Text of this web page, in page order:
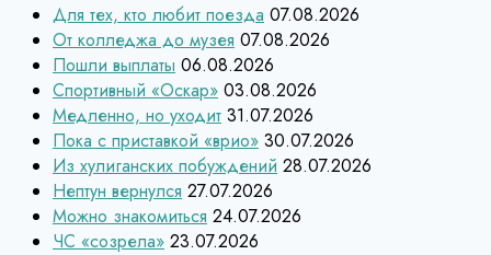
Для тех, кто любит поезда 07.08.2026
От колледжа до музея 07.08.2026
Пошли выплаты 06.08.2026
Спортивный «Оскар» 03.08.2026
Медленно, но уходит 31.07.2026
Пока с приставкой «врио» 30.07.2026
Из хулиганских побуждений 28.07.2026
Нептун вернулся 27.07.2026
Можно знакомиться 24.07.2026
ЧС «созрела» 23.07.2026